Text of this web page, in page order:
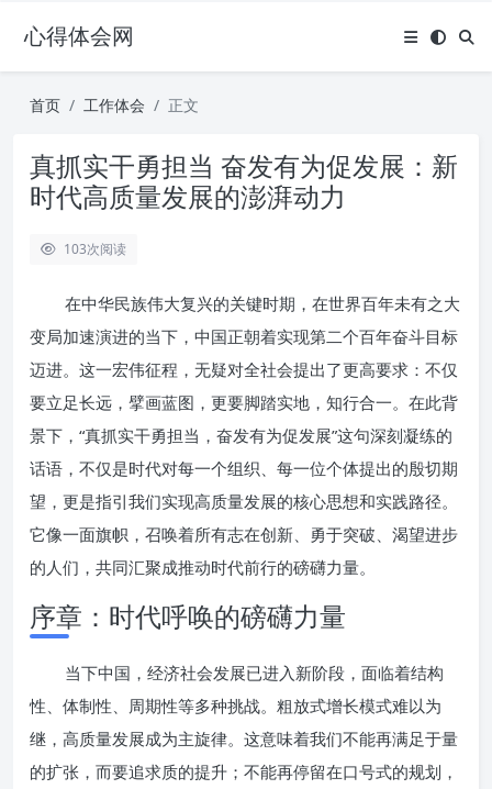
心得体会网
首页 工作体会 正文
真抓实干勇担当 奋发有为促发展：新
时代高质量发展的澎湃动力
103次阅读
在中华民族伟大复兴的关键时期，在世界百年未有之大
变局加速演进的当下，中国正朝着实现第二个百年奋斗目标
迈进。这一宏伟征程，无疑对全社会提出了更高要求：不仅
要立足长远，擘画蓝图，更要脚踏实地，知行合一。在此背
景下，“真抓实干勇担当，奋发有为促发展”这句深刻凝练的
话语，不仅是时代对每一个组织、每一位个体提出的殷切期
望，更是指引我们实现高质量发展的核心思想和实践路径。
它像一面旗帜，召唤着所有志在创新、勇于突破、渴望进步
的人们，共同汇聚成推动时代前行的磅礴力量。
序章：时代呼唤的磅礴力量
当下中国，经济社会发展已进入新阶段，面临着结构
性、体制性、周期性等多种挑战。粗放式增长模式难以为
继，高质量发展成为主旋律。这意味着我们不能再满足于量
的扩张，而要追求质的提升；不能再停留在口号式的规划，